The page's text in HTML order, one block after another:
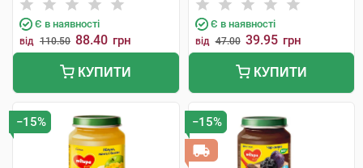
Є в наявності
від 110.50 88.40 грн
КУПИТИ
Є в наявності
від 47.00 39.95 грн
КУПИТИ
−15% −15%